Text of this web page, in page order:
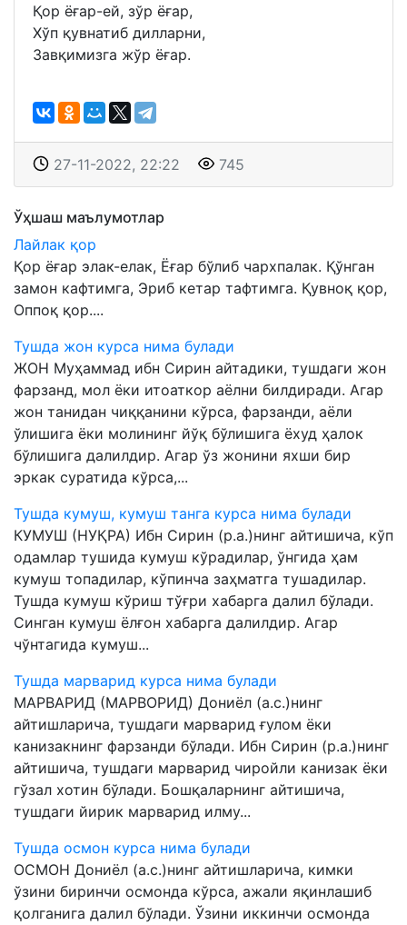
Қор ёғар-ей, зўр ёғар,
Хўп қувнатиб дилларни,
Завқимизга жўр ёғар.
27-11-2022, 22:22 745
Ўҳшаш маълумотлар
Лайлак қор
Қор ёғар элак-елак, Ёғар бўлиб чархпалак. Қўнган
замон кафтимга, Эриб кетар тафтимга. Қувноқ қор,
Оппоқ қор....
Тушда жон курса нима булади
ЖОН Муҳаммад ибн Сирин айтадики, тушдаги жон
фарзанд, мол ёки итоаткор аёлни билдиради. Агар
жон танидан чиққанини кўрса, фарзанди, аёли
ўлишига ёки молининг йўқ бўлишига ёхуд ҳалок
бўлишига далилдир. Агар ўз жонини яхши бир
эркак суратида кўрса,...
Тушда кумуш, кумуш танга курса нима булади
КУМУШ (НУҚРА) Ибн Сирин (р.а.)нинг айтишича, кўп
одамлар тушида кумуш кўрадилар, ўнгида ҳам
кумуш топадилар, кўпинча заҳматга тушадилар.
Тушда кумуш кўриш тўғри хабарга далил бўлади.
Синган кумуш ёлғон хабарга далилдир. Агар
чўнтагида кумуш...
Тушда марварид курса нима булади
МАРВАРИД (МАРВОРИД) Дониёл (а.с.)нинг
айтишларича, тушдаги марварид ғулом ёки
канизакнинг фарзанди бўлади. Ибн Сирин (р.а.)нинг
айтишича, тушдаги марварид чиройли канизак ёки
гўзал хотин бўлади. Бошқаларнинг айтишича,
тушдаги йирик марварид илму...
Тушда осмон курса нима булади
ОСМОН Дониёл (а.с.)нинг айтишларича, кимки
ўзини биринчи осмонда кўрса, ажали яқинлашиб
қолганига далил бўлади. Ўзини иккинчи осмонда